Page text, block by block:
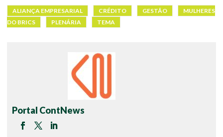
ALIANÇA EMPRESARIAL CRÉDITO GESTÃO
MULHERES
DO BRICS
PLENÁRIA TEMA
Portal ContNews